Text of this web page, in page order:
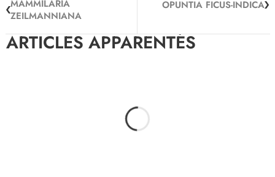
MAMMILARIA
ZEILMANNIANA
OPUNTIA FICUS-INDICA
ARTICLES APPARENTÉS